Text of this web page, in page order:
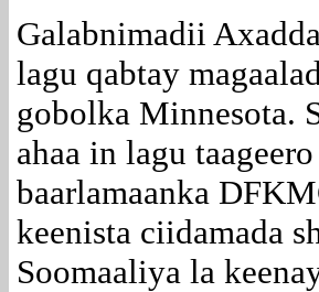
Galabnimadii
lagu qabtay
gobolka Minnesota.
ahaa in lagu
baarlamaanka
keenista ciidamada
Soomaaliya la